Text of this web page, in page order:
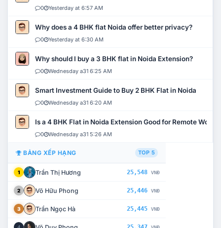
0 Yesterday at 6:57 AM
Why does a 4 BHK flat Noida offer better privacy?
0 Yesterday at 6:30 AM
Why should I buy a 3 BHK flat in Noida Extension?
0 Wednesday a31 6:25 AM
Smart Investment Guide to Buy 2 BHK Flat in Noida
0 Wednesday a31 6:20 AM
Is a 4 BHK Flat in Noida Extension Good for Remote Work?
0 Wednesday a31 5:26 AM
BẢNG XẾP HẠNG TOP 5
1 Trần Thị Hương 25,548 VNĐ
2 Võ Hữu Phong 25,446 VNĐ
3 Trần Ngọc Hà 25,445 VNĐ